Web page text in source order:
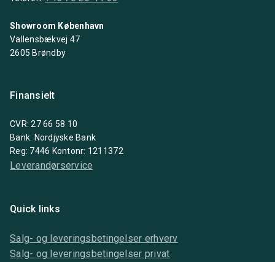
Showroom København
Vallensbækvej 47
2605 Brøndby
Finansielt
CVR: 27 66 58 10
Bank: Nordjyske Bank
Reg: 7446 Kontonr: 1211372
Leverandørservice
Quick links
Salg- og leveringsbetingelser erhverv
Salg- og leveringsbetingelser privat